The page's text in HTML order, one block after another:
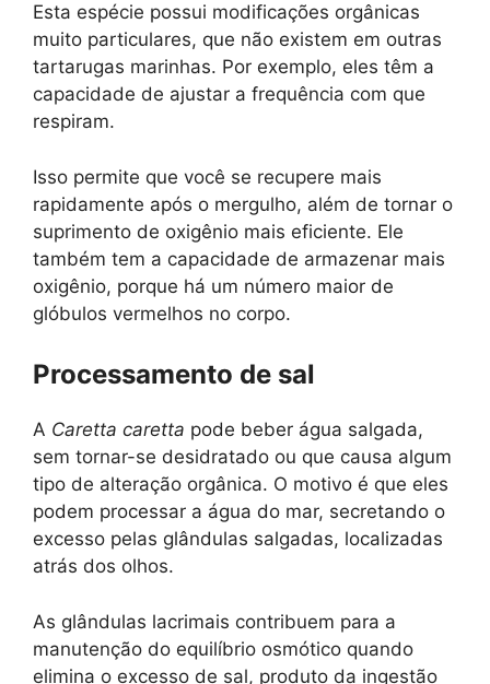
Esta espécie possui modificações orgânicas
muito particulares, que não existem em outras
tartarugas marinhas. Por exemplo, eles têm a
capacidade de ajustar a frequência com que
respiram.
Isso permite que você se recupere mais
rapidamente após o mergulho, além de tornar o
suprimento de oxigênio mais eficiente. Ele
também tem a capacidade de armazenar mais
oxigênio, porque há um número maior de
glóbulos vermelhos no corpo.
Processamento de sal
A Caretta caretta pode beber água salgada,
sem tornar-se desidratado ou que causa algum
tipo de alteração orgânica. O motivo é que eles
podem processar a água do mar, secretando o
excesso pelas glândulas salgadas, localizadas
atrás dos olhos.
As glândulas lacrimais contribuem para a
manutenção do equilíbrio osmótico quando
elimina o excesso de sal, produto da ingestão